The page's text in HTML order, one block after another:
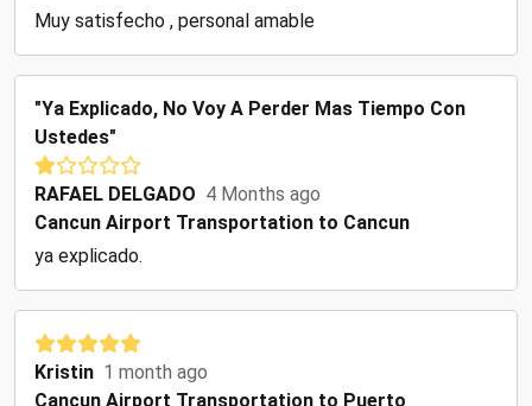
Muy satisfecho , personal amable
"ya Explicado, No Voy A Perder Mas Tiempo Con
Ustedes"
RAFAEL DELGADO 4 Months ago
Cancun Airport Transportation to Cancun
ya explicado.
Kristin 1 month ago
Cancun Airport Transportation to Puerto